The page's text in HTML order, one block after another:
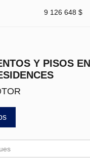
9 126 648 $
Y PISOS